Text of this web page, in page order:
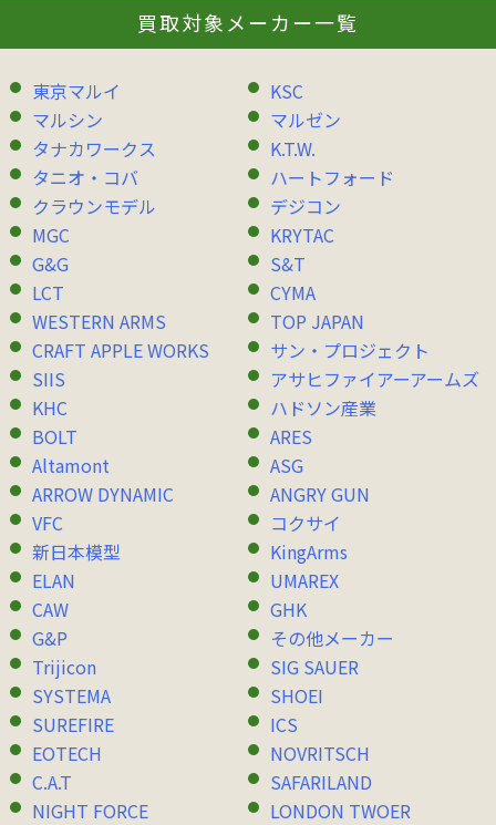
買取対象メーカー一覧
東京マルイ
KSC
マルシン
マルゼン
タナカワークス
K.T.W.
タニオ・コバ
ハートフォード
クラウンモデル
デジコン
MGC
KRYTAC
G&G
S&T
LCT
CYMA
WESTERN ARMS
TOP JAPAN
CRAFT APPLE WORKS
サン・プロジェクト
SIIS
アサヒファイアーアームズ
KHC
ハドソン産業
BOLT
ARES
Altamont
ASG
ARROW DYNAMIC
ANGRY GUN
VFC
コクサイ
新日本模型
KingArms
ELAN
UMAREX
CAW
GHK
G&P
その他メーカー
Trijicon
SIG SAUER
SYSTEMA
SHOEI
SUREFIRE
ICS
EOTECH
NOVRITSCH
C.A.T
SAFARILAND
NIGHT FORCE
LONDON TWOER